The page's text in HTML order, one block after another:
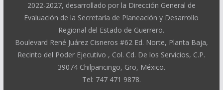
2022-2027, desarrollado por la Dirección General de
Evaluación de la Secretaría de Planeación y Desarrollo
Regional del Estado de Guerrero.
Boulevard René Juárez Cisneros #62 Ed. Norte, Planta Baja,
Recinto del Poder Ejecutivo , Col. Cd. De los Servicios, C.P.
39074 Chilpancingo, Gro, México.
Tel: 747 471 9878.